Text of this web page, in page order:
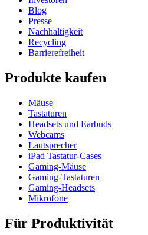
Blog
Presse
Nachhaltigkeit
Recycling
Barrierefreiheit
Produkte kaufen
Mäuse
Tastaturen
Headsets und Earbuds
Webcams
Lautsprecher
iPad Tastatur-Cases
Gaming-Mäuse
Gaming-Tastaturen
Gaming-Headsets
Mikrofone
Für Produktivität